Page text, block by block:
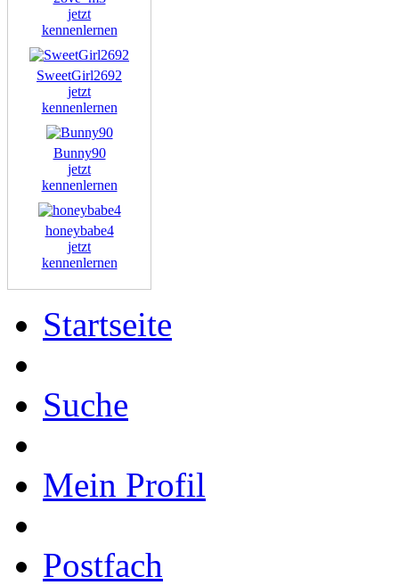
jetzt
kennenlernen
SweetGirl2692
jetzt
kennenlernen
Bunny90
jetzt
kennenlernen
honeybabe4
jetzt
kennenlernen
Startseite
Suche
Mein Profil
Postfach